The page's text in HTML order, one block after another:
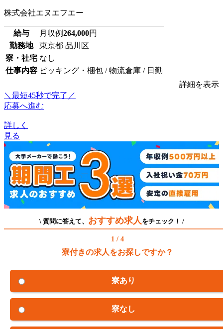
株式会社エヌエフエー
給与 月収例264,000円
勤務地
東京都 品川区
寮・社宅 なし
仕事内容 ピッキング・梱包 / 物流倉庫 / 日勤
詳細を表示
＼最短45秒で完了／
応募へ進む
詳しく
見る
\ 質問に答えて、 おすすめ求人 をチェック！ /
1 / 4
寮付きの求人をお探しですか？
寮あり
寮なし